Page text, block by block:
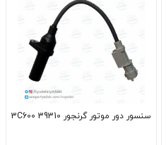
سنسور دور موتور گرنجور 39310 3C600